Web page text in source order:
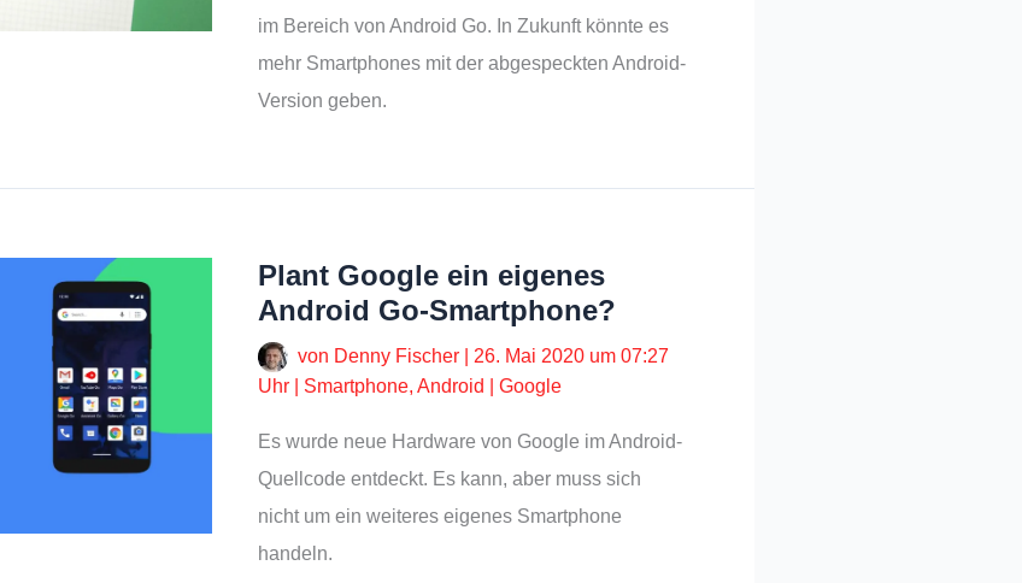
im Bereich von Android Go. In Zukunft könnte es
mehr Smartphones mit der abgespeckten Android-
Version geben.
Plant Google ein eigenes
Android Go-Smartphone?
von Denny Fischer
26. Mai 2020 um 07:27
Uhr
Smartphone, Android Google
Es wurde neue Hardware von Google im Android-
Quellcode entdeckt. Es kann, aber muss sich
nicht um ein weiteres eigenes Smartphone
handeln.